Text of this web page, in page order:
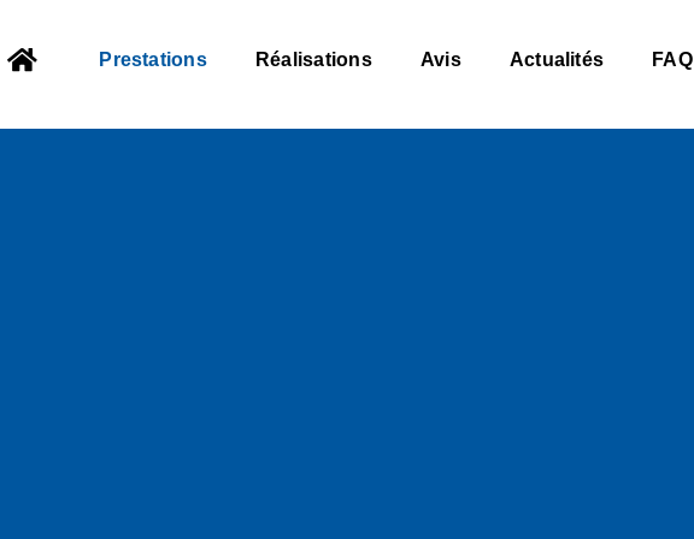
Prestations Réalisations Avis Actualités FAQ